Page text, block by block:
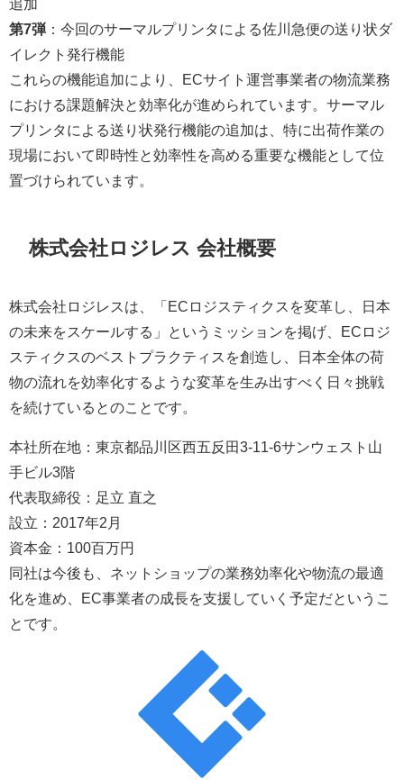
追加
第7弾 ：今回のサーマルプリンタによる佐川急便の送り状ダ
イレクト発行機能
これらの機能追加により、ECサイト運営事業者の物流業務
における課題解決と効率化が進められています。サーマル
プリンタによる送り状発行機能の追加は、特に出荷作業の
現場において即時性と効率性を高める重要な機能として位
置づけられています。
株式会社ロジレス 会社概要
株式会社ロジレスは、「ECロジスティクスを変革し、日本
の未来をスケールする」というミッションを掲げ、ECロジ
スティクスのベストプラクティスを創造し、日本全体の荷
物の流れを効率化するような変革を生み出すべく日々挑戦
を続けているとのことです。
本社所在地：東京都品川区西五反田3-11-6サンウェスト山
手ビル3階
代表取締役：足立 直之
設立：2017年2月
資本金：100百万円
同社は今後も、ネットショップの業務効率化や物流の最適
化を進め、EC事業者の成長を支援していく予定だというこ
とです。